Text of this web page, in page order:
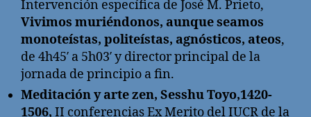
Intervención específica de José M. Prieto,
Vivimos muriéndonos, aunque seamos
monoteístas, politeístas, agnósticos, ateos,
de 4h45′ a 5h03′ y director principal de la
jornada de principio a fin.
Meditación y arte zen, Sesshu Toyo,1420-
1506, II conferencias Ex Merito del IUCR de la